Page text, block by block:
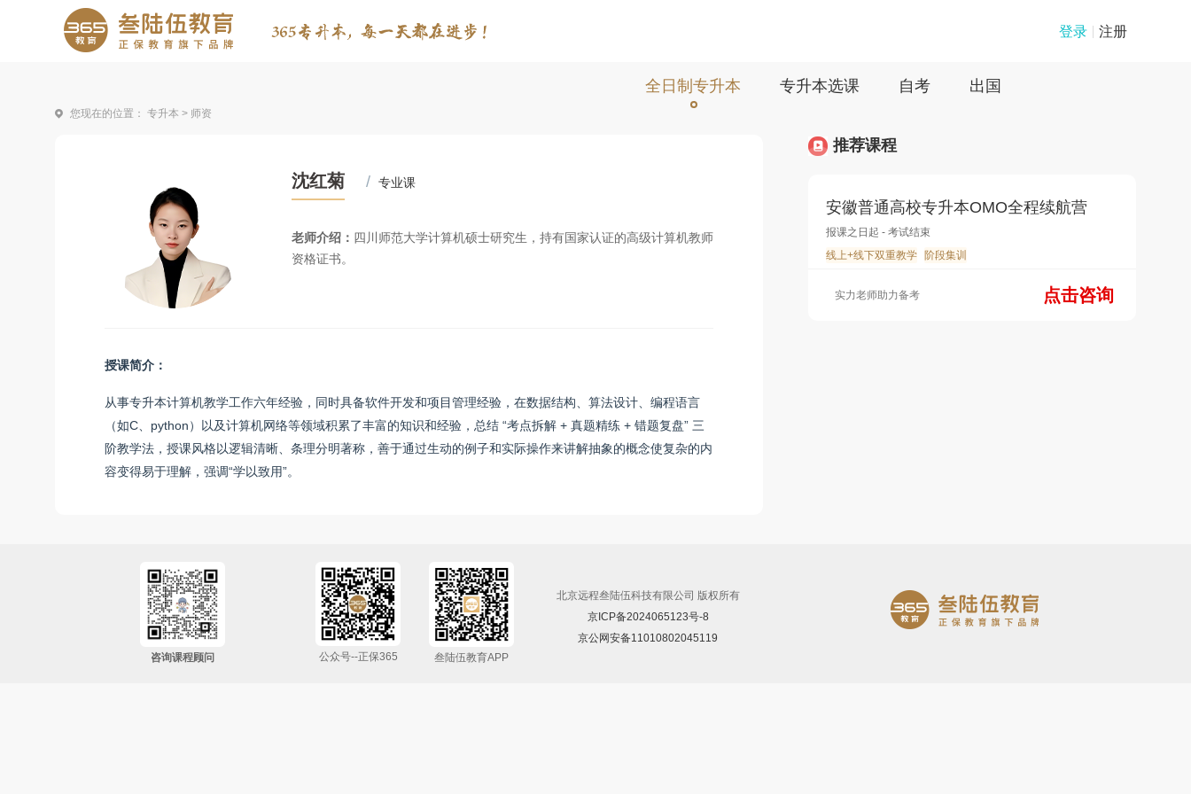
登录 注册
全日制专升本 专升本选课 自考 出国
您现在的位置： 专升本 > 师资
沈红菊 / 专业课
老师介绍： 四川师范大学计算机硕士研究生，持有国家认证的高级计算机教师
资格证书。
授课简介：
从事专升本计算机教学工作六年经验，同时具备软件开发和项目管理经验，在数据结构、算法设计、编程语言
（如C、python）以及计算机网络等领域积累了丰富的知识和经验，总结 “考点拆解 + 真题精练 + 错题复盘” 三
阶教学法，授课风格以逻辑清晰、条理分明著称，善于通过生动的例子和实际操作来讲解抽象的概念使复杂的内
容变得易于理解，强调“学以致用”。
推荐课程
安徽普通高校专升本OMO全程续航营
报课之日起 - 考试结束
线上+线下双重教学
阶段集训
实力老师助力备考 点击咨询
咨询课程顾问 公众号--正保365 叁陆伍教育APP
北京远程叁陆伍科技有限公司 版权所有
京ICP备2024065123号-8
京公网安备11010802045119